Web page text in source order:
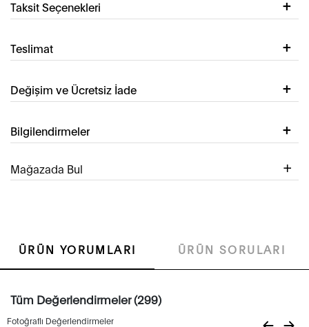
Taksit Seçenekleri
Teslimat
Değişim ve Ücretsiz İade
Bilgilendirmeler
Mağazada Bul
ÜRÜN YORUMLARI ÜRÜN SORULARI
Tüm Değerlendirmeler (299)
Fotoğraflı Değerlendirmeler